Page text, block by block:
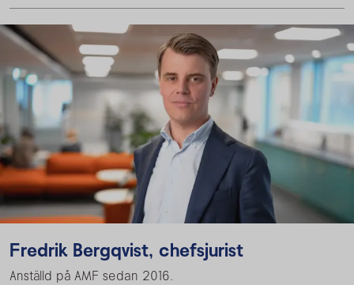
Fredrik Bergqvist, chefsjurist
Anställd på AMF sedan 2016.